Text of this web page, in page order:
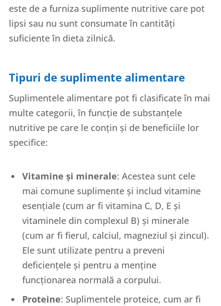
este de a furniza suplimente nutritive care pot
lipsi sau nu sunt consumate în cantități
suficiente în dieta zilnică.
Tipuri de suplimente alimentare
Suplimentele alimentare pot fi clasificate în mai
multe categorii, în funcție de substanțele
nutritive pe care le conțin și de beneficiile lor
specifice:
Vitamine și minerale: Acestea sunt cele
mai comune suplimente și includ vitamine
esențiale (cum ar fi vitamina C, D, E și
vitaminele din complexul B) și minerale
(cum ar fi fierul, calciul, magneziul și zincul).
Ele sunt utilizate pentru a preveni
deficiențele și pentru a menține
funcționarea normală a corpului.
Proteine: Suplimentele proteice, cum ar fi